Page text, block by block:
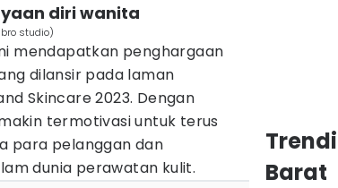
diri wanita
studio)
mendapatkan penghargaan
dilansir pada laman
Skincare 2023. Dengan
termotivasi untuk terus
para pelanggan dan
dunia perawatan kulit.
Barat